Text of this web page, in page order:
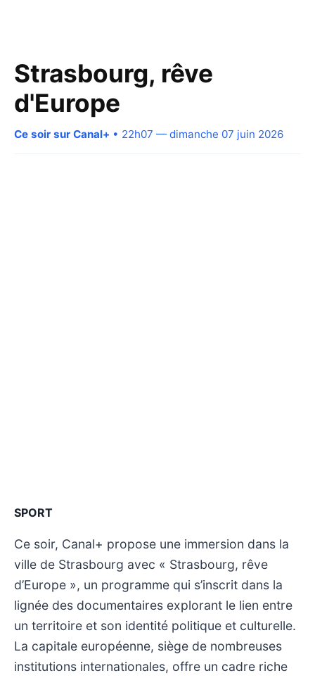
Strasbourg, rêve
d'Europe
Ce soir sur Canal+ • 22h07 — dimanche 07 juin 2026
SPORT
Ce soir, Canal+ propose une immersion dans la
ville de Strasbourg avec « Strasbourg, rêve
d’Europe », un programme qui s’inscrit dans la
lignée des documentaires explorant le lien entre
un territoire et son identité politique et culturelle.
La capitale européenne, siège de nombreuses
institutions internationales, offre un cadre riche